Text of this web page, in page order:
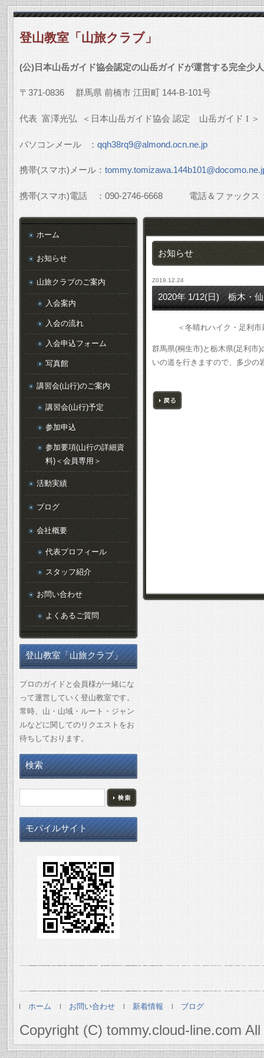
登山教室「山旅クラブ」
(公)日本山岳ガイド協会認定の山岳ガイドが運営する完全少
〒 371-0836 群馬県 前橋市 江田町 144-B-101号
代表 富澤光弘 ＜日本山岳ガイド協会 認定 山岳ガイド I ＞
パソコンメール ： qqh38rq9@almond.ocn.ne.jp
携帯(スマホ)メール：
携帯(スマホ)電話 ： 090-2746-6668電話＆ファックス
お知らせ
2019.12.24
2020年 1/12(日) 栃木・
＜冬晴れハイク・足利市
群馬県(桐生市)と栃木県(足利市)
いの道を行きますので、多少の
ホーム
お知らせ
山旅クラブのご案内
入会案内
入会の流れ
入会申込フォーム
写真館
講習会(山行)のご案内
講習会(山行)予定
参加申込
参加要項(山行の詳細資
料)＜会員専用＞
活動実績
ブログ
会社概要
代表プロフィール
スタッフ紹介
お問い合わせ
よくあるご質問
登山教室「山旅クラブ」
プロのガイドと会員様が一緒にな
って運営していく登山教室です。
常時、山・山域・ルート・ジャン
ルなどに関してのリクエストをお
待ちしております。
検索
モバイルサイト
ホーム お問い合わせ 新着情報 ブログ
Copyright (C) tommy.cloud-line.com